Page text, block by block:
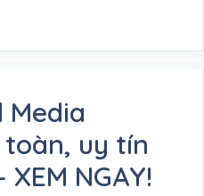
Media
uy tín
NGAY!